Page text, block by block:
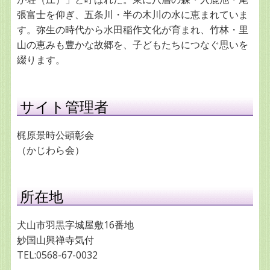
張富士を仰ぎ、五条川・半の木川の水に恵まれていま
す。弥生の時代から水田稲作文化が育まれ、竹林・里
山の恵みも豊かな故郷を、子どもたちにつなぐ思いを
綴ります。
サイト管理者
梶原景時公顕彰会
（かじわら会）
所在地
犬山市羽黒字城屋敷16番地
妙国山興禅寺気付
TEL:0568-67-0032